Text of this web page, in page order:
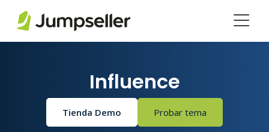
Influence
Tienda Demo Probar tema